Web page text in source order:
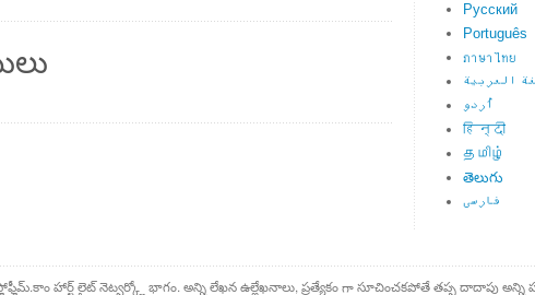
Русский
Português
ภาษาไทย
العربية
اُردو
हिन्दी
தமிழ்
తెలుగు
فارسی
హార్ట్ లైట్ నెట్వర్క్లో భాగం. అన్ని లేఖన ఉల్లేఖనాలు, ప్రత్యేకం గా సూచించకపోతే తప్ప దాదాపు అన్ని